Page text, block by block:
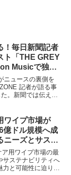
！毎日新聞記者
ト「THE GREY
Musicで独占
ニュースの裏側を
記者が語る事
。新聞では伝えき
ワイプ市場が
億ドル規模へ成
ニーズとサステ
用ワイプ市場の最
サステナビリティへ
と可能性に迫りま